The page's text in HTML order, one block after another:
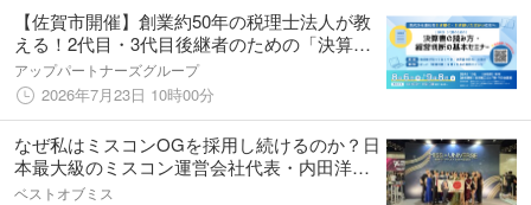
【佐賀市開催】創業約50年の税理士法人が教
える！2代目・3代目後継者のための「決算書
の読み方・経営判断の基本」無料セミナーを
2026年8月・9月に開催
アップパートナーズグループ
2026年7月23日 10時00分
なぜ私はミスコンOGを採用し続けるのか？日
本最大級のミスコン運営会社代表・内田洋貴
が語る、本当に評価している能力とは
ベストオブミス